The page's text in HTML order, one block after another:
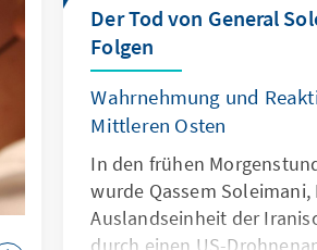
sollte es im Libanon erst
Der Tod von General
Folgen
Wahrnehmung und
Mittleren Osten
In den frühen
wurde Qassem
Auslandseinheit der
durch einen US-